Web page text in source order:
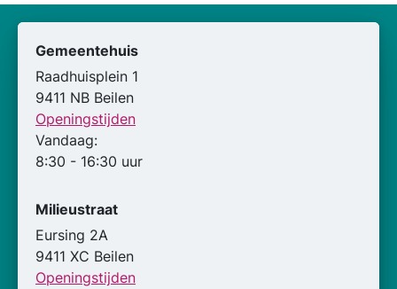
Gemeentehuis
Raadhuisplein 1
9411 NB Beilen
Openingstijden
Vandaag:
8:30 - 16:30 uur
Milieustraat
Eursing 2A
9411 XC Beilen
Openingstijden